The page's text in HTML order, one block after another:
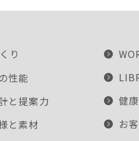
り
性能
と提案力
と素材
健
お